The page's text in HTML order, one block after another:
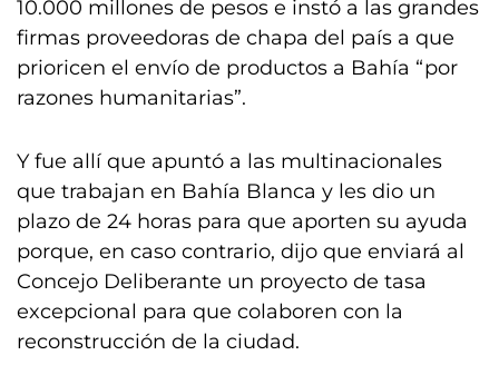
10.000 millones de pesos e instó a las grandes
firmas proveedoras de chapa del país a que
prioricen el envío de productos a Bahía “por
razones humanitarias”.
Y fue allí que apuntó a las multinacionales
que trabajan en Bahía Blanca y les dio un
plazo de 24 horas para que aporten su ayuda
porque, en caso contrario, dijo que enviará al
Concejo Deliberante un proyecto de tasa
excepcional para que colaboren con la
reconstrucción de la ciudad.